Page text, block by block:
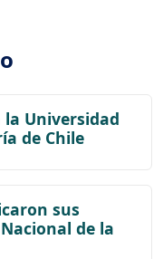
la Universidad
de Chile
sus
de la